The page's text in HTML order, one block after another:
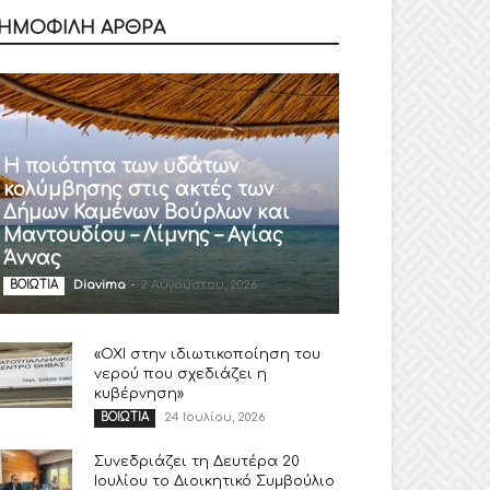
ΑΡΘΡΑ
Η ποιότητα των υδάτων
κολύμβησης στις ακτές των
Δήμων Καμένων Βούρλων και
Μαντουδίου – Λίμνης – Αγίας
Άννας
ΒΟΙΩΤΙΑ Diavima - 2 Αυγούστου, 2026
«ΟΧΙ στην ιδιωτικοποίηση του
νερού που σχεδιάζει η
κυβέρνηση»
ΒΟΙΩΤΙΑ 24 Ιουλίου, 2026
Συνεδριάζει τη Δευτέρα 20
Ιουλίου το Διοικητικό Συμβούλιο